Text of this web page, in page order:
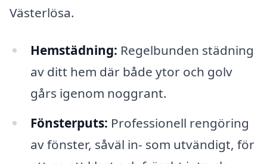
Västerlösa.
Hemstädning: Regelbunden städning
av ditt hem där både ytor och golv
gårs igenom noggrant.
Fönsterputs: Professionell rengöring
av fönster, såväl in- som utvändigt, för